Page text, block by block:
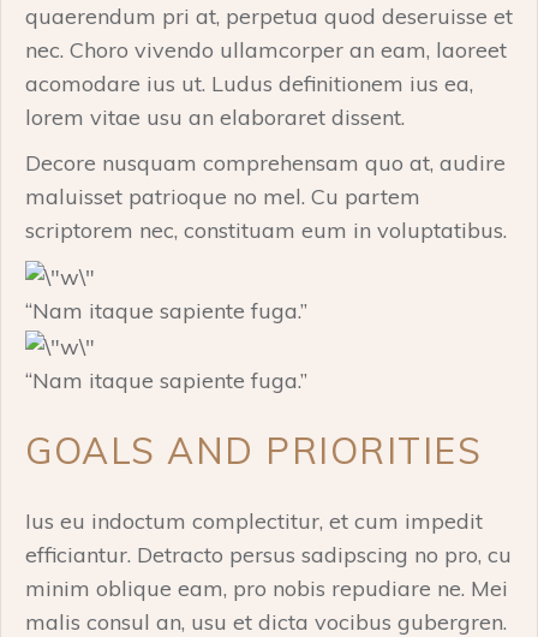
quaerendum pri at, perpetua quod deseruisse et
nec. Choro vivendo ullamcorper an eam, laoreet
acomodare ius ut. Ludus definitionem ius ea,
lorem vitae usu an elaboraret dissent.
Decore nusquam comprehensam quo at, audire
maluisset patrioque no mel. Cu partem
scriptorem nec, constituam eum in voluptatibus.
“Nam itaque sapiente fuga.”
“Nam itaque sapiente fuga.”
GOALS AND PRIORITIES
Ius eu indoctum complectitur, et cum impedit
efficiantur. Detracto persus sadipscing no pro, cu
minim oblique eam, pro nobis repudiare ne. Mei
malis consul an, usu et dicta vocibus gubergren.